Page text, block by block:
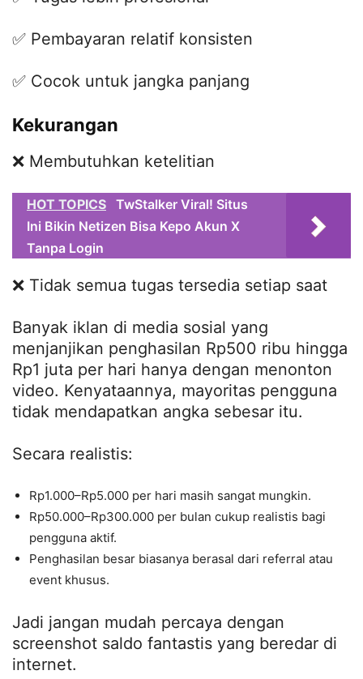
✅ Pembayaran relatif konsisten
✅ Cocok untuk jangka panjang
Kekurangan
❌ Membutuhkan ketelitian
HOT TOPICS TwStalker Viral! Situs
Ini Bikin Netizen Bisa Kepo Akun X
Tanpa Login
❌ Tidak semua tugas tersedia setiap saat
Banyak iklan di media sosial yang
menjanjikan penghasilan Rp500 ribu hingga
Rp1 juta per hari hanya dengan menonton
video. Kenyataannya, mayoritas pengguna
tidak mendapatkan angka sebesar itu.
Secara realistis:
Rp1.000–Rp5.000 per hari masih sangat mungkin.
Rp50.000–Rp300.000 per bulan cukup realistis bagi
pengguna aktif.
Penghasilan besar biasanya berasal dari referral atau
event khusus.
Jadi jangan mudah percaya dengan
screenshot saldo fantastis yang beredar di
internet.